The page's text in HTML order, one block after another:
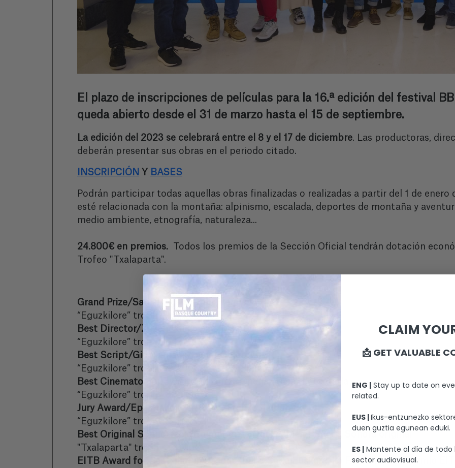
El plazo de inscripciones de películas para la 16.ª edición del festival
queda abierto desde el 31 de marzo hasta el 15 de septiembre.
La edición del 2023 se celebrará entre el 8 y el 17 de diciembre. Las productoras,
deberán presentar sus obras en el periodo citado.
INSCRIPCIÓN Y BASES
Podrán participar todas aquellas obras finalizadas o realizadas a partir del 1 de enero
esté relacionada con la montaña: alpinismo, escalada, deportes de montaña y
medio ambiente, etnografía, naturaleza...
24.800€ en premios. Todos los premios de la Sección Oficial tendrán dotación
Trofeo "Txalaparta".
Grand Prize/Sari Nagusia/Gran Premio
“Eguzkilore” trophy & 6,000€
Best Director/Zuzendari Onena/Mejor Director/a
“Eguzkilore” trophy & 3,000€
Best Script/Gidoi Onena/Mejor Guion
“Eguzkilore” trophy & 2,000€
Best Cinematography/Argazkilaritza Onena/Mejor Fotografía
“Eguzkilore” trophy & 2,000€
Jury Award/Epaimahaiaren Saria/Premio del Jurado
“Eguzkilore” trophy & 2,000€
Best Original Soundtrack/Soinu Banda Onena/Mejor Banda Sonora original
"Txalaparta" trophy & 2,000€
EITB Award for Best Film in Basque/EITB Saria Euskarazko Film Onenari/Premio
CLAIM
📩 GET VALUABLE
ENG | Stay up to date on
related.
EUS |Ikus-entzunezko
duen guztia egunean eduki.
ES | Mantente al día de todo
sector audiovisual.